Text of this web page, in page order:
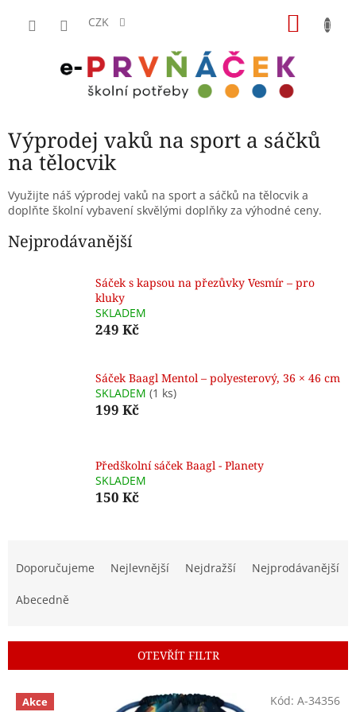
CZK
Výprodej vaků na sport a sáčků
na tělocvik
Využijte náš výprodej vaků na sport a sáčků na tělocvik a
doplňte školní vybavení skvělými doplňky za výhodné ceny.
Nejprodávanější
Sáček s kapsou na přezůvky Vesmír – pro
kluky
SKLADEM
249 Kč
Sáček Baagl Mentol – polyesterový, 36 × 46 cm
SKLADEM (1 ks)
199 Kč
Předškolní sáček Baagl - Planety
SKLADEM
150 Kč
r
o
d
Doporučujeme Nejlevnější Nejdražší Nejprodávanější
Abecedně
OTEVŘÍT FILTR
V Akce Kód: A-34356